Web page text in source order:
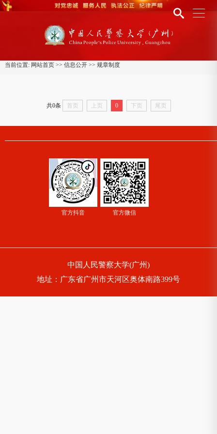
当前位置: 网站首页 >> 信息公开 >> 规章制度
共0条 首页 上页 0 下页 尾页
官方抖音 官方微信
中国人民警察大学(广州)
地址：广东省广州市天河区奥体南路399号